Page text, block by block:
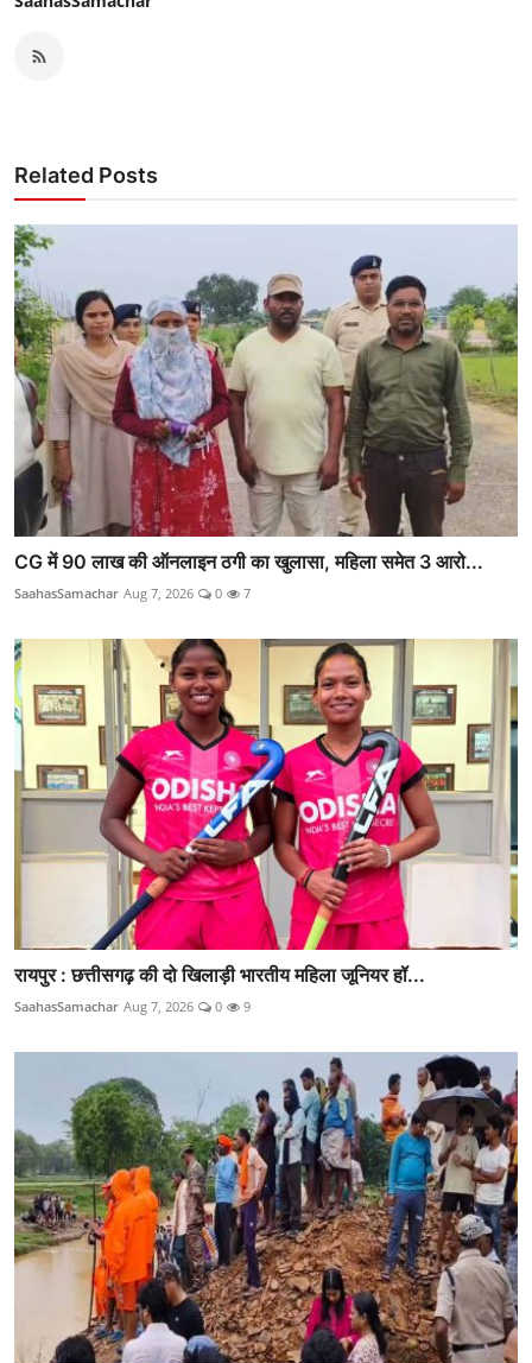
Related Posts
CG में 90 लाख की ऑनलाइन ठगी का खुलासा, महिला समेत 3 आरो...
SaahasSamachar Aug 7, 2026 0 7
रायपुर : छत्तीसगढ़ की दो खिलाड़ी भारतीय महिला जूनियर हॉ...
SaahasSamachar Aug 7, 2026 0 9